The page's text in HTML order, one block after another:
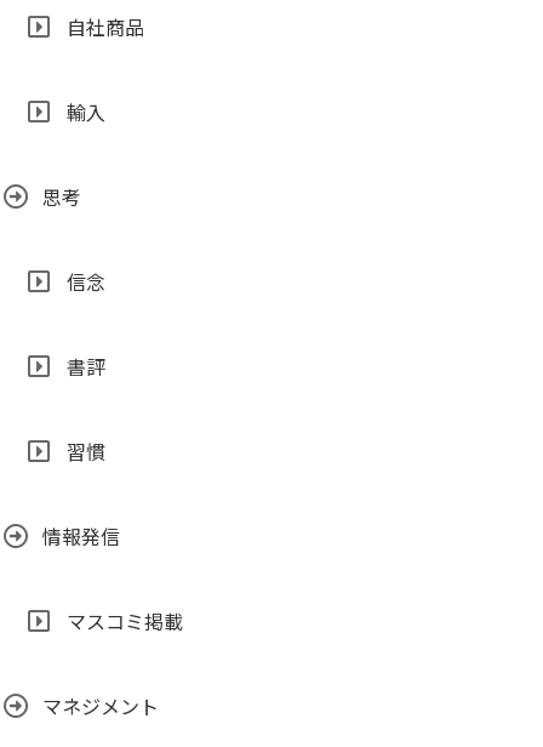
自社商品
輸入
思考
信念
書評
習慣
情報発信
マスコミ掲載
マネジメント